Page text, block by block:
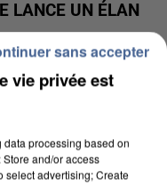
LANCE UN ÉLAN
vie privée est
processing based on
and/or access
select advertising; Create
sans accepter